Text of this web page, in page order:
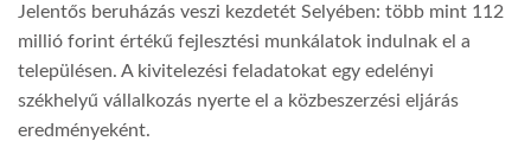
Jelentős beruházás veszi kezdetét Selyében: több mint 112
millió forint értékű fejlesztési munkálatok indulnak el a
településen. A kivitelezési feladatokat egy edelényi
székhelyű vállalkozás nyerte el a közbeszerzési eljárás
eredményeként.